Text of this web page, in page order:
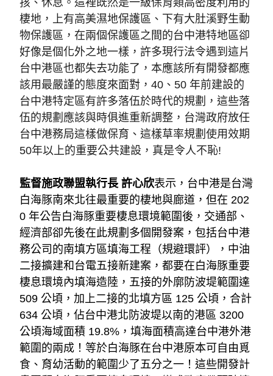
孩、休息。這裡既然是一級保育類高密度利用的
棲地，上有高美濕地保護區、下有大肚溪野生動
物保護區，在兩個保護區之間的台中港特地區卻
好像是個化外之地一樣，許多現行法令遇到這片
台中港區也都失去功能了，本應該所有開發都應
該用最嚴謹的態度來面對，40、50 年前建設的
台中港特定區有許多落伍於時代的規劃，這些落
伍的規劃應該與時俱進重新調整，台灣政府放任
台中港務局這樣做保育、這樣草率規劃使用效期
50年以上的重要公共建設，真是令人不恥!
監督施政聯盟執行長 許心欣表示，台中港是台灣
白海豚南來北往最重要的棲地與廊道，但在 202
0 年公告白海豚重要棲息環境範圍後，交通部、
經濟部卻先後在此規劃多個開發案，包括台中港
務公司的南填方區填海工程（規避環評），中油
二接擴建和台電五接新建案，都要在白海豚重要
棲息環境內填海造陸，五接的外廓防波堤範圍達
509 公頃，加上二接的北填方區 125 公頃，合計
634 公頃，佔台中港北防波堤以南的港區 3200
公頃海域面積 19.8%，填海面積高達台中港外港
範圍的兩成！等於白海豚在台中港原本可自由覓
食、育幼活動的範圍少了五分之一！這些開發計